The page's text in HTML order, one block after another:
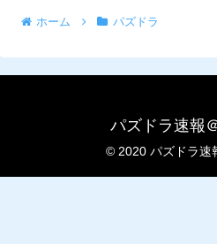
ホーム パズドラ
パズドラ速報
© 2020 パズドラ速